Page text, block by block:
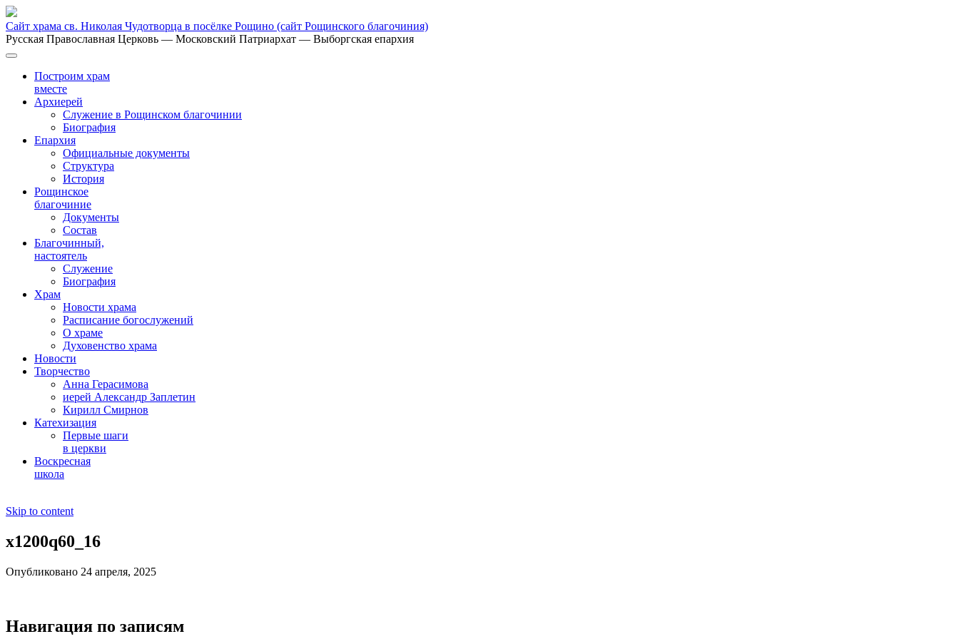
Сайт храма св. Николая Чудотворца в посёлке Рощино (сайт Рощинского благочиния)
Русская Православная Церковь — Московский Патриархат — Выборгская епархия
Построим храм
вместе
Архиерей
Служение в Рощинском благочинии
Биография
Епархия
Официальные документы
Структура
История
Рощинское
благочиние
Документы
Состав
Благочинный,
настоятель
Служение
Биография
Храм
Новости храма
Расписание богослужений
О храме
Духовенство храма
Новости
Творчество
Анна Герасимова
иерей Александр Заплетин
Кирилл Смирнов
Катехизация
Первые шаги
в церкви
Воскресная
школа
Skip to content
x1200q60_16
Опубликовано 24 апреля, 2025
Навигация по записям